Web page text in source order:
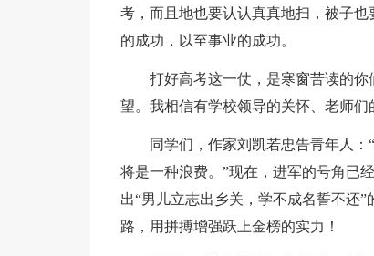
考，而且地也要认认真真地扫，被子
的成功，以至事业的成功。
打好高考这一仗，是寒窗苦读的
望。我相信有学校领导的关怀、老师
同学们，作家刘凯若忠告青年人
将是一种浪费。”现在，进军的号角已
出“男儿立志出乡关，学不成名誓不还
路，用拼搏增强跃上金榜的实力！